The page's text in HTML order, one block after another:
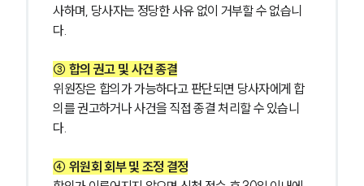
사하며, 당사자는 정당한 사유 없이 거부할 수 없습니
다.
③ 합의 권고 및 사건 종결
위원장은 합의가 가능하다고 판단되면 당사자에게 합
의를 권고하거나 사건을 직접 종결 처리할 수 있습니
다.
④ 위원회 회부 및 조정 결정